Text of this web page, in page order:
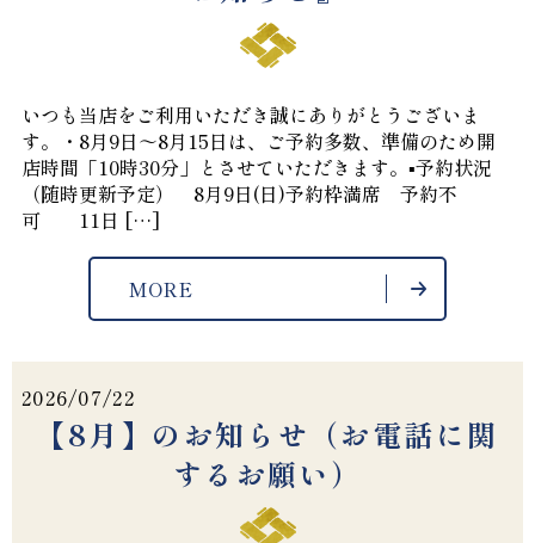
いつも当店をご利用いただき誠にありがとうございま
す。・8月9日～8月15日は、ご予約多数、準備のため開
店時間「10時30分」とさせていただきます。▪️予約状況
（随時更新予定） 8月9日(日)予約枠満席 予約不
可 11日 […]
MORE
2026/07/22
【8月】のお知らせ（お電話に関
するお願い）